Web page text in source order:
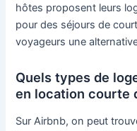
hôtes proposent leurs
pour des séjours de
voyageurs une
Quels types de
en location courte
Sur Airbnb, on peut